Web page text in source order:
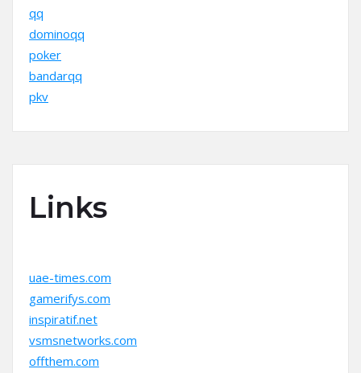
qq
dominoqq
poker
bandarqq
pkv
Links
uae-times.com
gamerifys.com
inspiratif.net
vsmsnetworks.com
offthem.com